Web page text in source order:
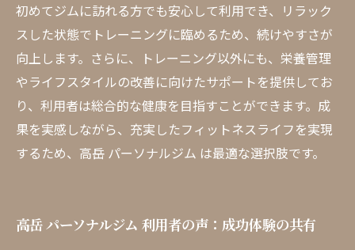
初めてジムに訪れる方でも安心して利用でき、リラック
スした状態でトレーニングに臨めるため、続けやすさが
向上します。さらに、トレーニング以外にも、栄養管理
やライフスタイルの改善に向けたサポートを提供してお
り、利用者は総合的な健康を目指すことができます。成
果を実感しながら、充実したフィットネスライフを実現
するため、高岳 パーソナルジム は最適な選択肢です。
高岳 パーソナルジム 利用者の声：成功体験の共有